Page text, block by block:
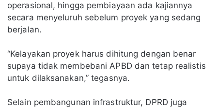
operasional, hingga pembiayaan ada kajiannya
secara menyeluruh sebelum proyek yang sedang
berjalan.
“Kelayakan proyek harus dihitung dengan benar
supaya tidak membebani APBD dan tetap realistis
untuk dilaksanakan,” tegasnya.
Selain pembangunan infrastruktur, DPRD juga